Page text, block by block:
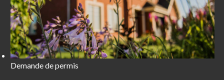
Demande de permis